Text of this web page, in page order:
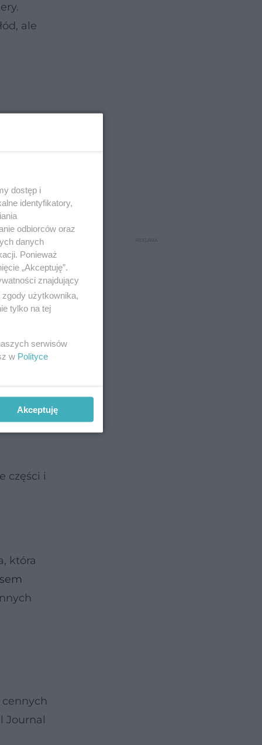
ale
części i
która
Journal
dostęp i
identyfikatory,
odbiorców oraz
danych
Ponieważ
„Akceptuję”.
znajdujący
użytkownika,
tylko na tej
serwisów
w Polityce
Akceptuję